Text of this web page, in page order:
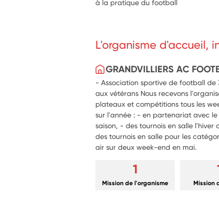
à la pratique du football
L'organisme d'accueil,
GRANDVILLIERS AC
- Association sportive de football de
aux vétérans Nous recevons
plateaux et compétitions tous les
sur l'année : - en partenariat avec
saison, - des tournois en salle
des tournois en salle pour les
air sur deux week-end en mai.
1
Mission de l'organisme Mission